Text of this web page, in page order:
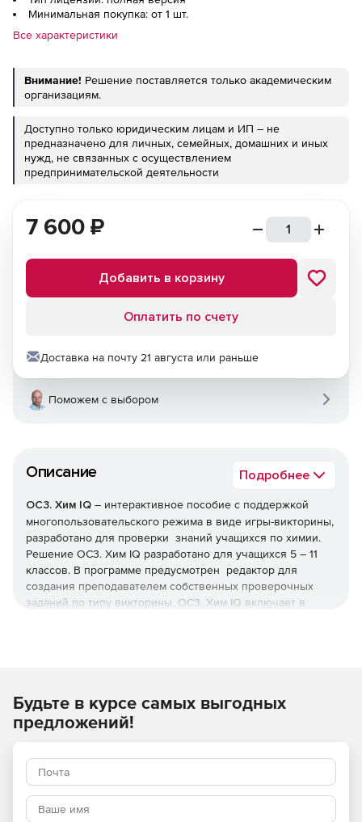
Минимальная покупка: от 1 шт.
Все характеристики
Внимание! Решение поставляется только академическим
организациям.
Доступно только юридическим лицам и ИП – не
предназначено для личных, семейных, домашних и иных
нужд, не связанных с осуществлением
предпринимательской деятельности
Описание Подробнее
ОС3. Хим IQ – интерактивное пособие с поддержкой
многопользовательского режима в виде игры-викторины,
разработано для проверки знаний учащихся по химии.
Решение ОС3. Хим IQ разработано для учащихся 5 – 11
классов. В программе предусмотрен редактор для
создания преподавателем собственных проверочных
заданий по типу викторины. ОС3. Хим IQ включает в
Компоненты OC3. Хим IQ:
викторин и имеет следующие возможности:
индивидуальное или командное тестирование в виде
викторины;
7 600 ₽
Добавить в корзину
Оплатить по счету
Доставка на почту 21 августа или раньше
Поможем с выбором
Будьте в курсе самых выгодных
предложений!